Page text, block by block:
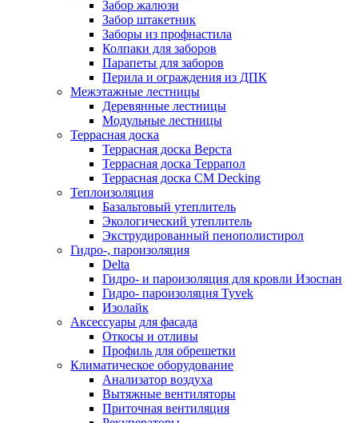
Забор жалюзи
Забор штакетник
Заборы из профнастила
Колпаки для заборов
Парапеты для заборов
Перила и ограждения из ДПК
Межэтажные лестницы
Деревянные лестницы
Модульные лестницы
Террасная доска
Террасная доска Верста
Террасная доска Террапол
Террасная доска CM Decking
Теплоизоляция
Базальтовый утеплитель
Экологический утеплитель
Экструдированный пенополистирол
Гидро-, пароизоляция
Delta
Гидро- и пароизоляция для кровли Изоспан
Гидро- пароизоляция Tyvek
Изолайк
Аксессуары для фасада
Откосы и отливы
Профиль для обрешетки
Климатическое оборудование
Анализатор воздуха
Вытяжные вентиляторы
Приточная вентиляция